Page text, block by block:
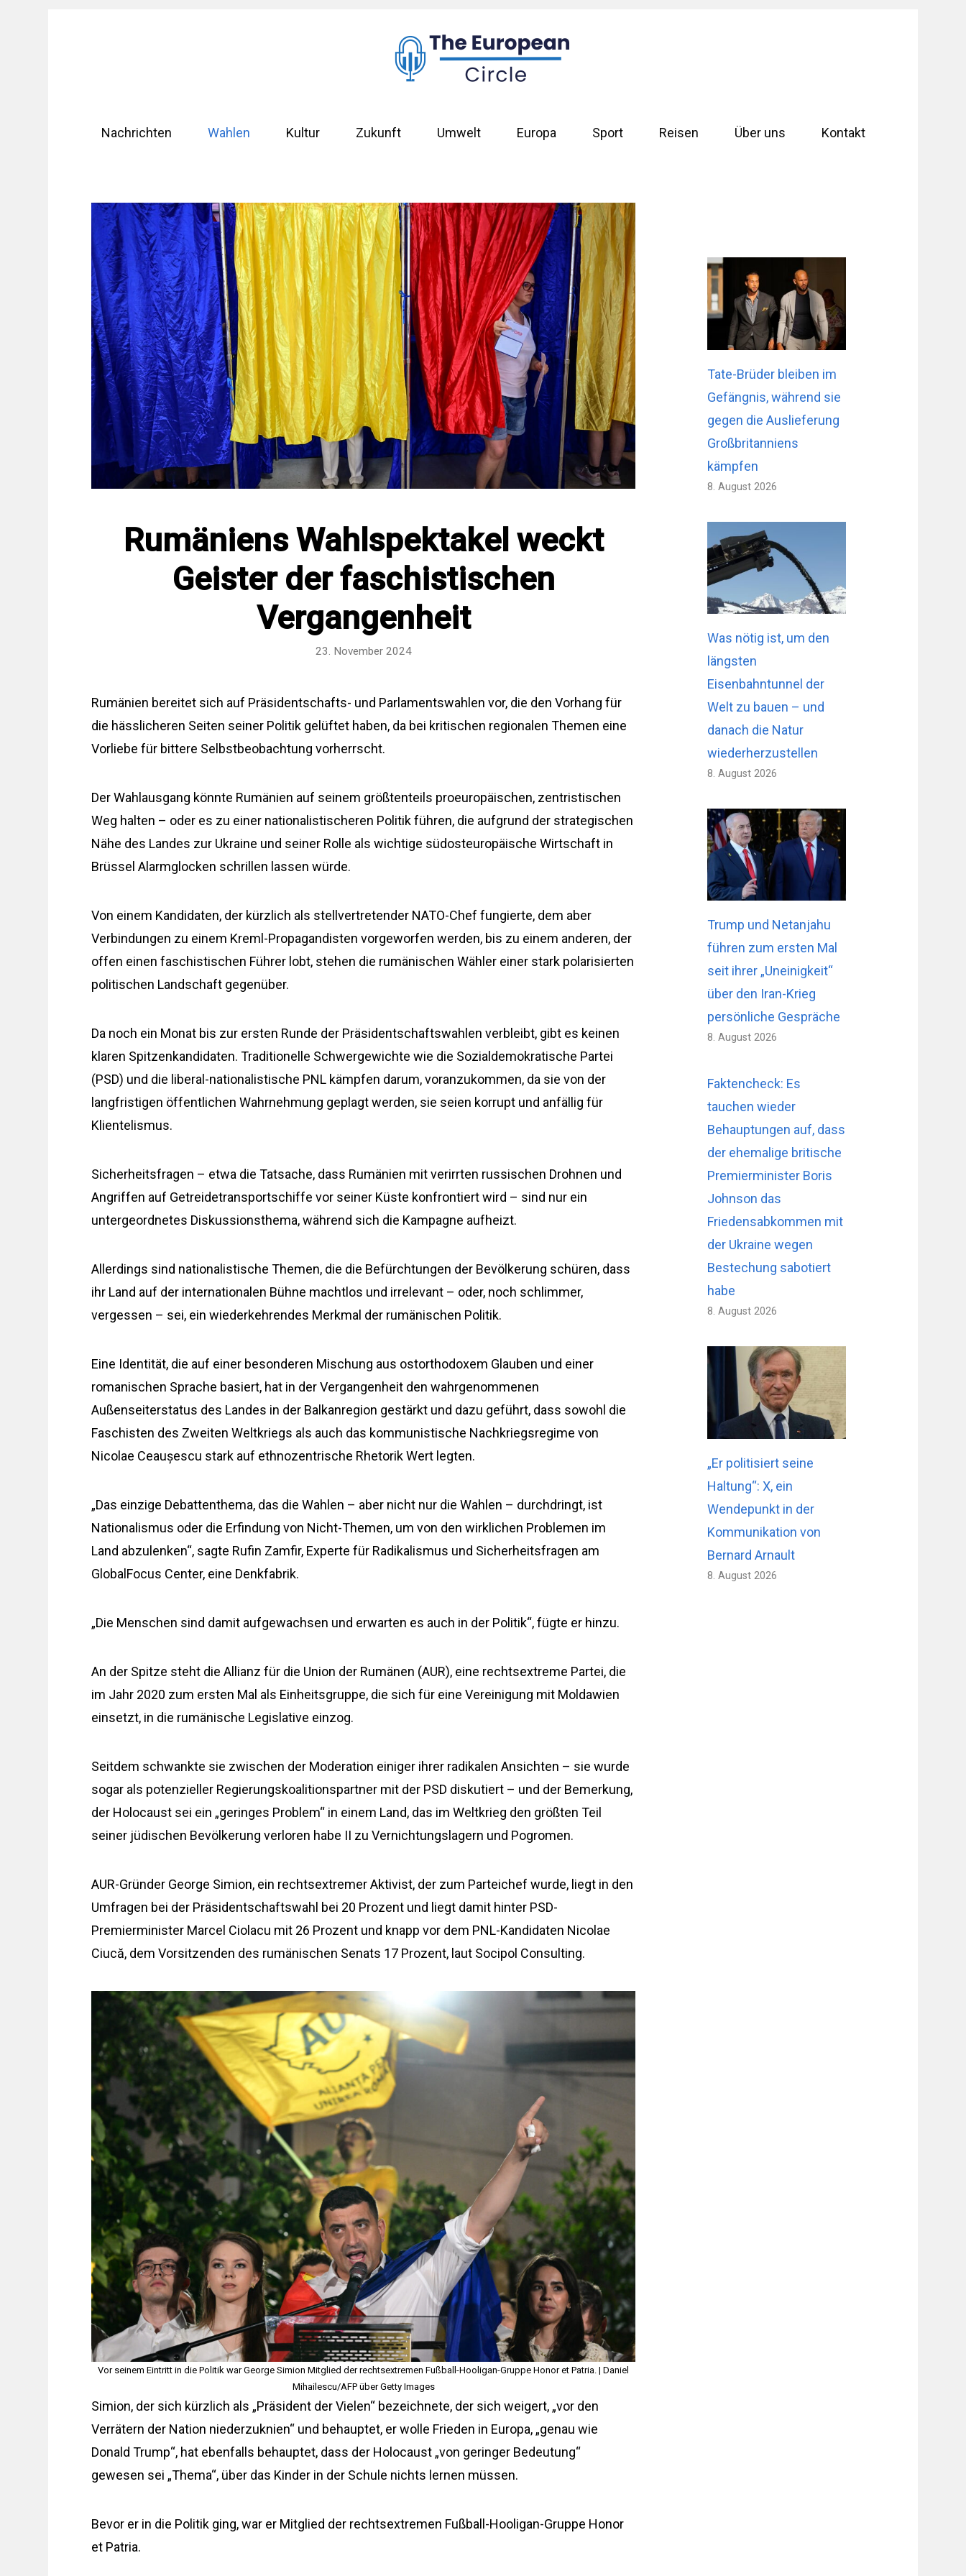
Nachrichten Wahlen Kultur Zukunft Umwelt Europa Sport Reisen Über uns Kontakt
Rumäniens Wahlspektakel weckt
Geister der faschistischen
Vergangenheit
23. November 2024
Rumänien bereitet sich auf Präsidentschafts- und Parlamentswahlen vor, die den Vorhang für
die hässlicheren Seiten seiner Politik gelüftet haben, da bei kritischen regionalen Themen eine
Vorliebe für bittere Selbstbeobachtung vorherrscht.
Der Wahlausgang könnte Rumänien auf seinem größtenteils proeuropäischen, zentristischen
Weg halten – oder es zu einer nationalistischeren Politik führen, die aufgrund der strategischen
Nähe des Landes zur Ukraine und seiner Rolle als wichtige südosteuropäische Wirtschaft in
Brüssel Alarmglocken schrillen lassen würde.
Von einem Kandidaten, der kürzlich als stellvertretender NATO-Chef fungierte, dem aber
Verbindungen zu einem Kreml-Propagandisten vorgeworfen werden, bis zu einem anderen, der
offen einen faschistischen Führer lobt, stehen die rumänischen Wähler einer stark polarisierten
politischen Landschaft gegenüber.
Da noch ein Monat bis zur ersten Runde der Präsidentschaftswahlen verbleibt, gibt es keinen
klaren Spitzenkandidaten. Traditionelle Schwergewichte wie die Sozialdemokratische Partei
(PSD) und die liberal-nationalistische PNL kämpfen darum, voranzukommen, da sie von der
langfristigen öffentlichen Wahrnehmung geplagt werden, sie seien korrupt und anfällig für
Klientelismus.
Sicherheitsfragen – etwa die Tatsache, dass Rumänien mit verirrten russischen Drohnen und
Angriffen auf Getreidetransportschiffe vor seiner Küste konfrontiert wird – sind nur ein
untergeordnetes Diskussionsthema, während sich die Kampagne aufheizt.
Allerdings sind nationalistische Themen, die die Befürchtungen der Bevölkerung schüren, dass
ihr Land auf der internationalen Bühne machtlos und irrelevant – oder, noch schlimmer,
vergessen – sei, ein wiederkehrendes Merkmal der rumänischen Politik.
Eine Identität, die auf einer besonderen Mischung aus ostorthodoxem Glauben und einer
romanischen Sprache basiert, hat in der Vergangenheit den wahrgenommenen
Außenseiterstatus des Landes in der Balkanregion gestärkt und dazu geführt, dass sowohl die
Faschisten des Zweiten Weltkriegs als auch das kommunistische Nachkriegsregime von
Nicolae Ceaușescu stark auf ethnozentrische Rhetorik Wert legten.
„Das einzige Debattenthema, das die Wahlen – aber nicht nur die Wahlen – durchdringt, ist
Nationalismus oder die Erfindung von Nicht-Themen, um von den wirklichen Problemen im
Land abzulenken“, sagte Rufin Zamfir, Experte für Radikalismus und Sicherheitsfragen am
GlobalFocus Center, eine Denkfabrik.
„Die Menschen sind damit aufgewachsen und erwarten es auch in der Politik“, fügte er hinzu.
An der Spitze steht die Allianz für die Union der Rumänen (AUR), eine rechtsextreme Partei, die
im Jahr 2020 zum ersten Mal als Einheitsgruppe, die sich für eine Vereinigung mit Moldawien
einsetzt, in die rumänische Legislative einzog.
Seitdem schwankte sie zwischen der Moderation einiger ihrer radikalen Ansichten – sie wurde
sogar als potenzieller Regierungskoalitionspartner mit der PSD diskutiert – und der Bemerkung,
der Holocaust sei ein „geringes Problem“ in einem Land, das im Weltkrieg den größten Teil
seiner jüdischen Bevölkerung verloren habe II zu Vernichtungslagern und Pogromen.
AUR-Gründer George Simion, ein rechtsextremer Aktivist, der zum Parteichef wurde, liegt in den
Umfragen bei der Präsidentschaftswahl bei 20 Prozent und liegt damit hinter PSD-
Premierminister Marcel Ciolacu mit 26 Prozent und knapp vor dem PNL-Kandidaten Nicolae
Ciucă, dem Vorsitzenden des rumänischen Senats 17 Prozent, laut Socipol Consulting.
Vor seinem Eintritt in die Politik war George Simion Mitglied der rechtsextremen Fußball-Hooligan-Gruppe Honor et Patria. | Daniel
Mihailescu/AFP über Getty Images
Simion, der sich kürzlich als „Präsident der Vielen“ bezeichnete, der sich weigert, „vor den
Verrätern der Nation niederzuknien“ und behauptet, er wolle Frieden in Europa, „genau wie
Donald Trump“, hat ebenfalls behauptet, dass der Holocaust „von geringer Bedeutung“
gewesen sei „Thema“, über das Kinder in der Schule nichts lernen müssen.
Bevor er in die Politik ging, war er Mitglied der rechtsextremen Fußball-Hooligan-Gruppe Honor
et Patria.
Tate-Brüder bleiben im
Gefängnis, während sie
gegen die Auslieferung
Großbritanniens
kämpfen
8. August 2026
Was nötig ist, um den
längsten
Eisenbahntunnel der
Welt zu bauen – und
danach die Natur
wiederherzustellen
8. August 2026
Trump und Netanjahu
führen zum ersten Mal
seit ihrer „Uneinigkeit“
über den Iran-Krieg
persönliche Gespräche
8. August 2026
Faktencheck: Es
tauchen wieder
Behauptungen auf, dass
der ehemalige britische
Premierminister Boris
Johnson das
Friedensabkommen mit
der Ukraine wegen
Bestechung sabotiert
habe
8. August 2026
„Er politisiert seine
Haltung“: X, ein
Wendepunkt in der
Kommunikation von
Bernard Arnault
8. August 2026